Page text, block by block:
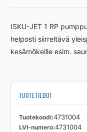
JET
V
määrä
ISKU-JET 1 RP
helposti siirreltävä
kesämökeille esim.
TUOTETIEDOT
Tuotekoodi 4731004
LVI-numero 4731004